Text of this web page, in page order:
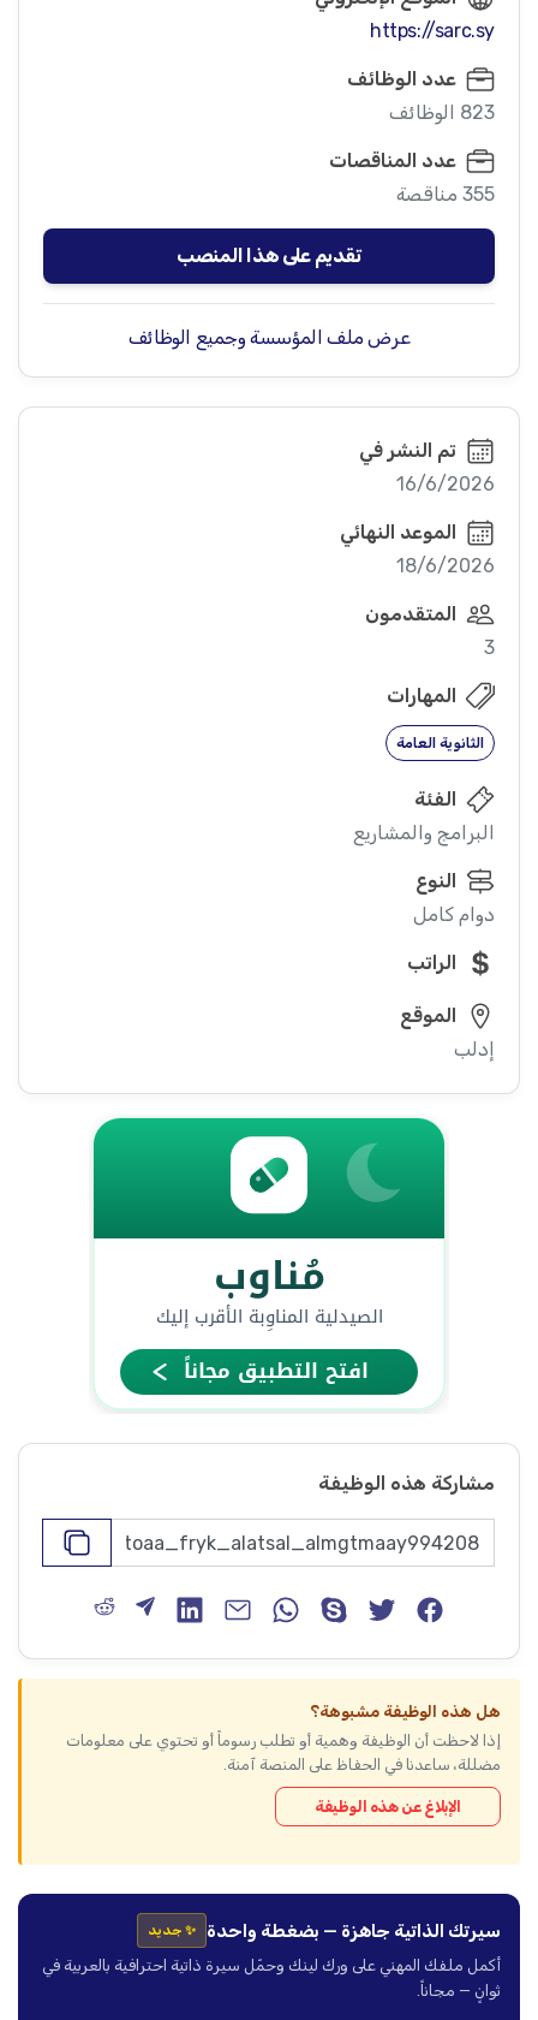
https://sarc.sy
عدد الوظائف
823 الوظائف
عدد المناقصات
355 مناقصة
تقديم على هذا المنصب
عرض ملف المؤسسة وجميع الوظائف
تم النشر في
16/6/2026
الموعد النهائي
18/6/2026
المتقدمون
3
المهارات
الثانوية العامة
الفئة
البرامج والمشاريع
النوع
دوام كامل
الراتب
الموقع
إدلب
مشاركة هذه الوظيفة
هل هذه الوظيفة مشبوهة؟
إذا لاحظت أن الوظيفة وهمية أو تطلب رسوماً أو تحتوي على معلومات
مضللة، ساعدنا في الحفاظ على المنصة آمنة.
الإبلاغ عن هذه الوظيفة
سيرتك الذاتية جاهزة — بضغطة واحدة ✨ جديد
أكمل ملفك المهني على ورك لينك وحمّل سيرة ذاتية احترافية بالعربية في
ثوانٍ — مجاناً.